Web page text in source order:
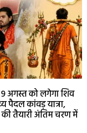
अगस्त को लगेगा शिव
पैदल कांवड़ यात्रा,
तैयारी अंतिम चरण में